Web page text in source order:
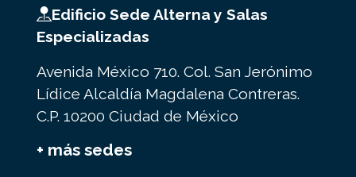
Edificio Sede Alterna y Salas
Especializadas
Avenida México 710. Col. San Jerónimo
Lídice Alcaldía Magdalena Contreras.
C.P. 10200 Ciudad de México
+ más sedes